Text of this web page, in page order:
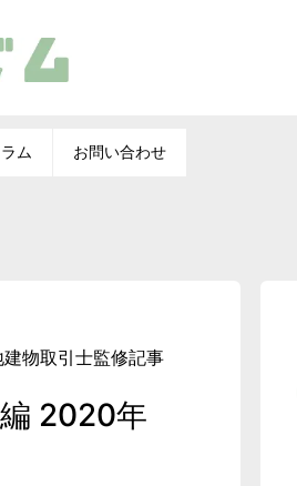
ム お問い合わせ
建物取引士監修記事
2020年